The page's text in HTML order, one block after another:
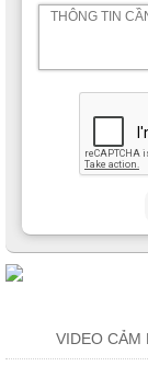
VIDEO CẢM